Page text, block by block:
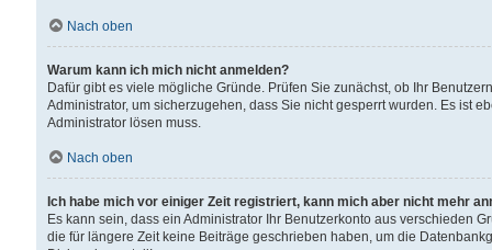
Nach oben
Warum kann ich mich nicht anmelden?
Dafür gibt es viele mögliche Gründe. Prüfen Sie zunächst, ob Ihr
Administrator, um sicherzugehen, dass Sie nicht gesperrt wurden. Es ist
Administrator lösen muss.
Nach oben
Ich habe mich vor einiger Zeit registriert, kann mich aber nicht mehr
Es kann sein, dass ein Administrator Ihr Benutzerkonto aus verschieden
die für längere Zeit keine Beiträge geschrieben haben, um die